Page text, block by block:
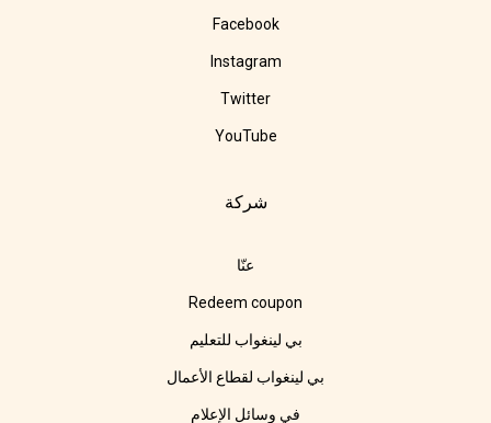
Facebook
Instagram
Twitter
YouTube
شركة
عنّا
Redeem coupon
بي لينغواب للتعليم
بي لينغواب لقطاع الأعمال
في وسائل الإعلام